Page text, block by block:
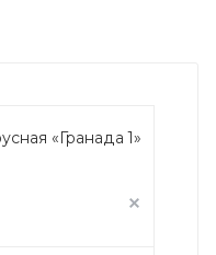
«Гранада 1»